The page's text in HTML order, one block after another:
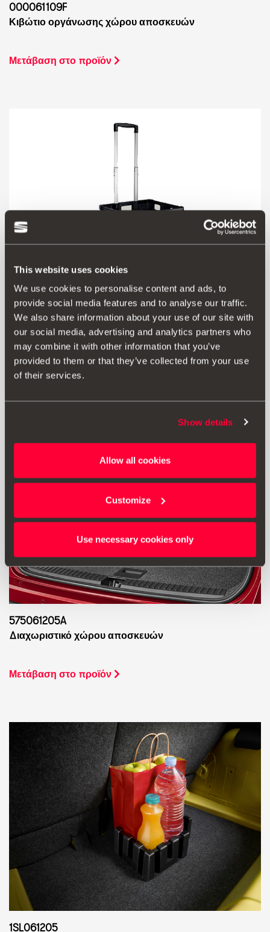
This website uses cookies
We use cookies to personalise content and ads, to
provide social media features and to analyse our traffic.
We also share information about your use of our site with
our social media, advertising and analytics partners who
may combine it with other information that you’ve
provided to them or that they’ve collected from your use
of their services.
Show details
Allow all cookies
Customize
Use necessary cookies only
000061109F
Κιβώτιο οργάνωσης χώρου αποσκευών
Μετάβαση στο προϊόν
000061109G
Πτυσσόμενο καρότσι για χώρο αποσκευών
Μετάβαση στο προϊόν
575061205A
Διαχωριστικό χώρου αποσκευών
Μετάβαση στο προϊόν
1SL061205